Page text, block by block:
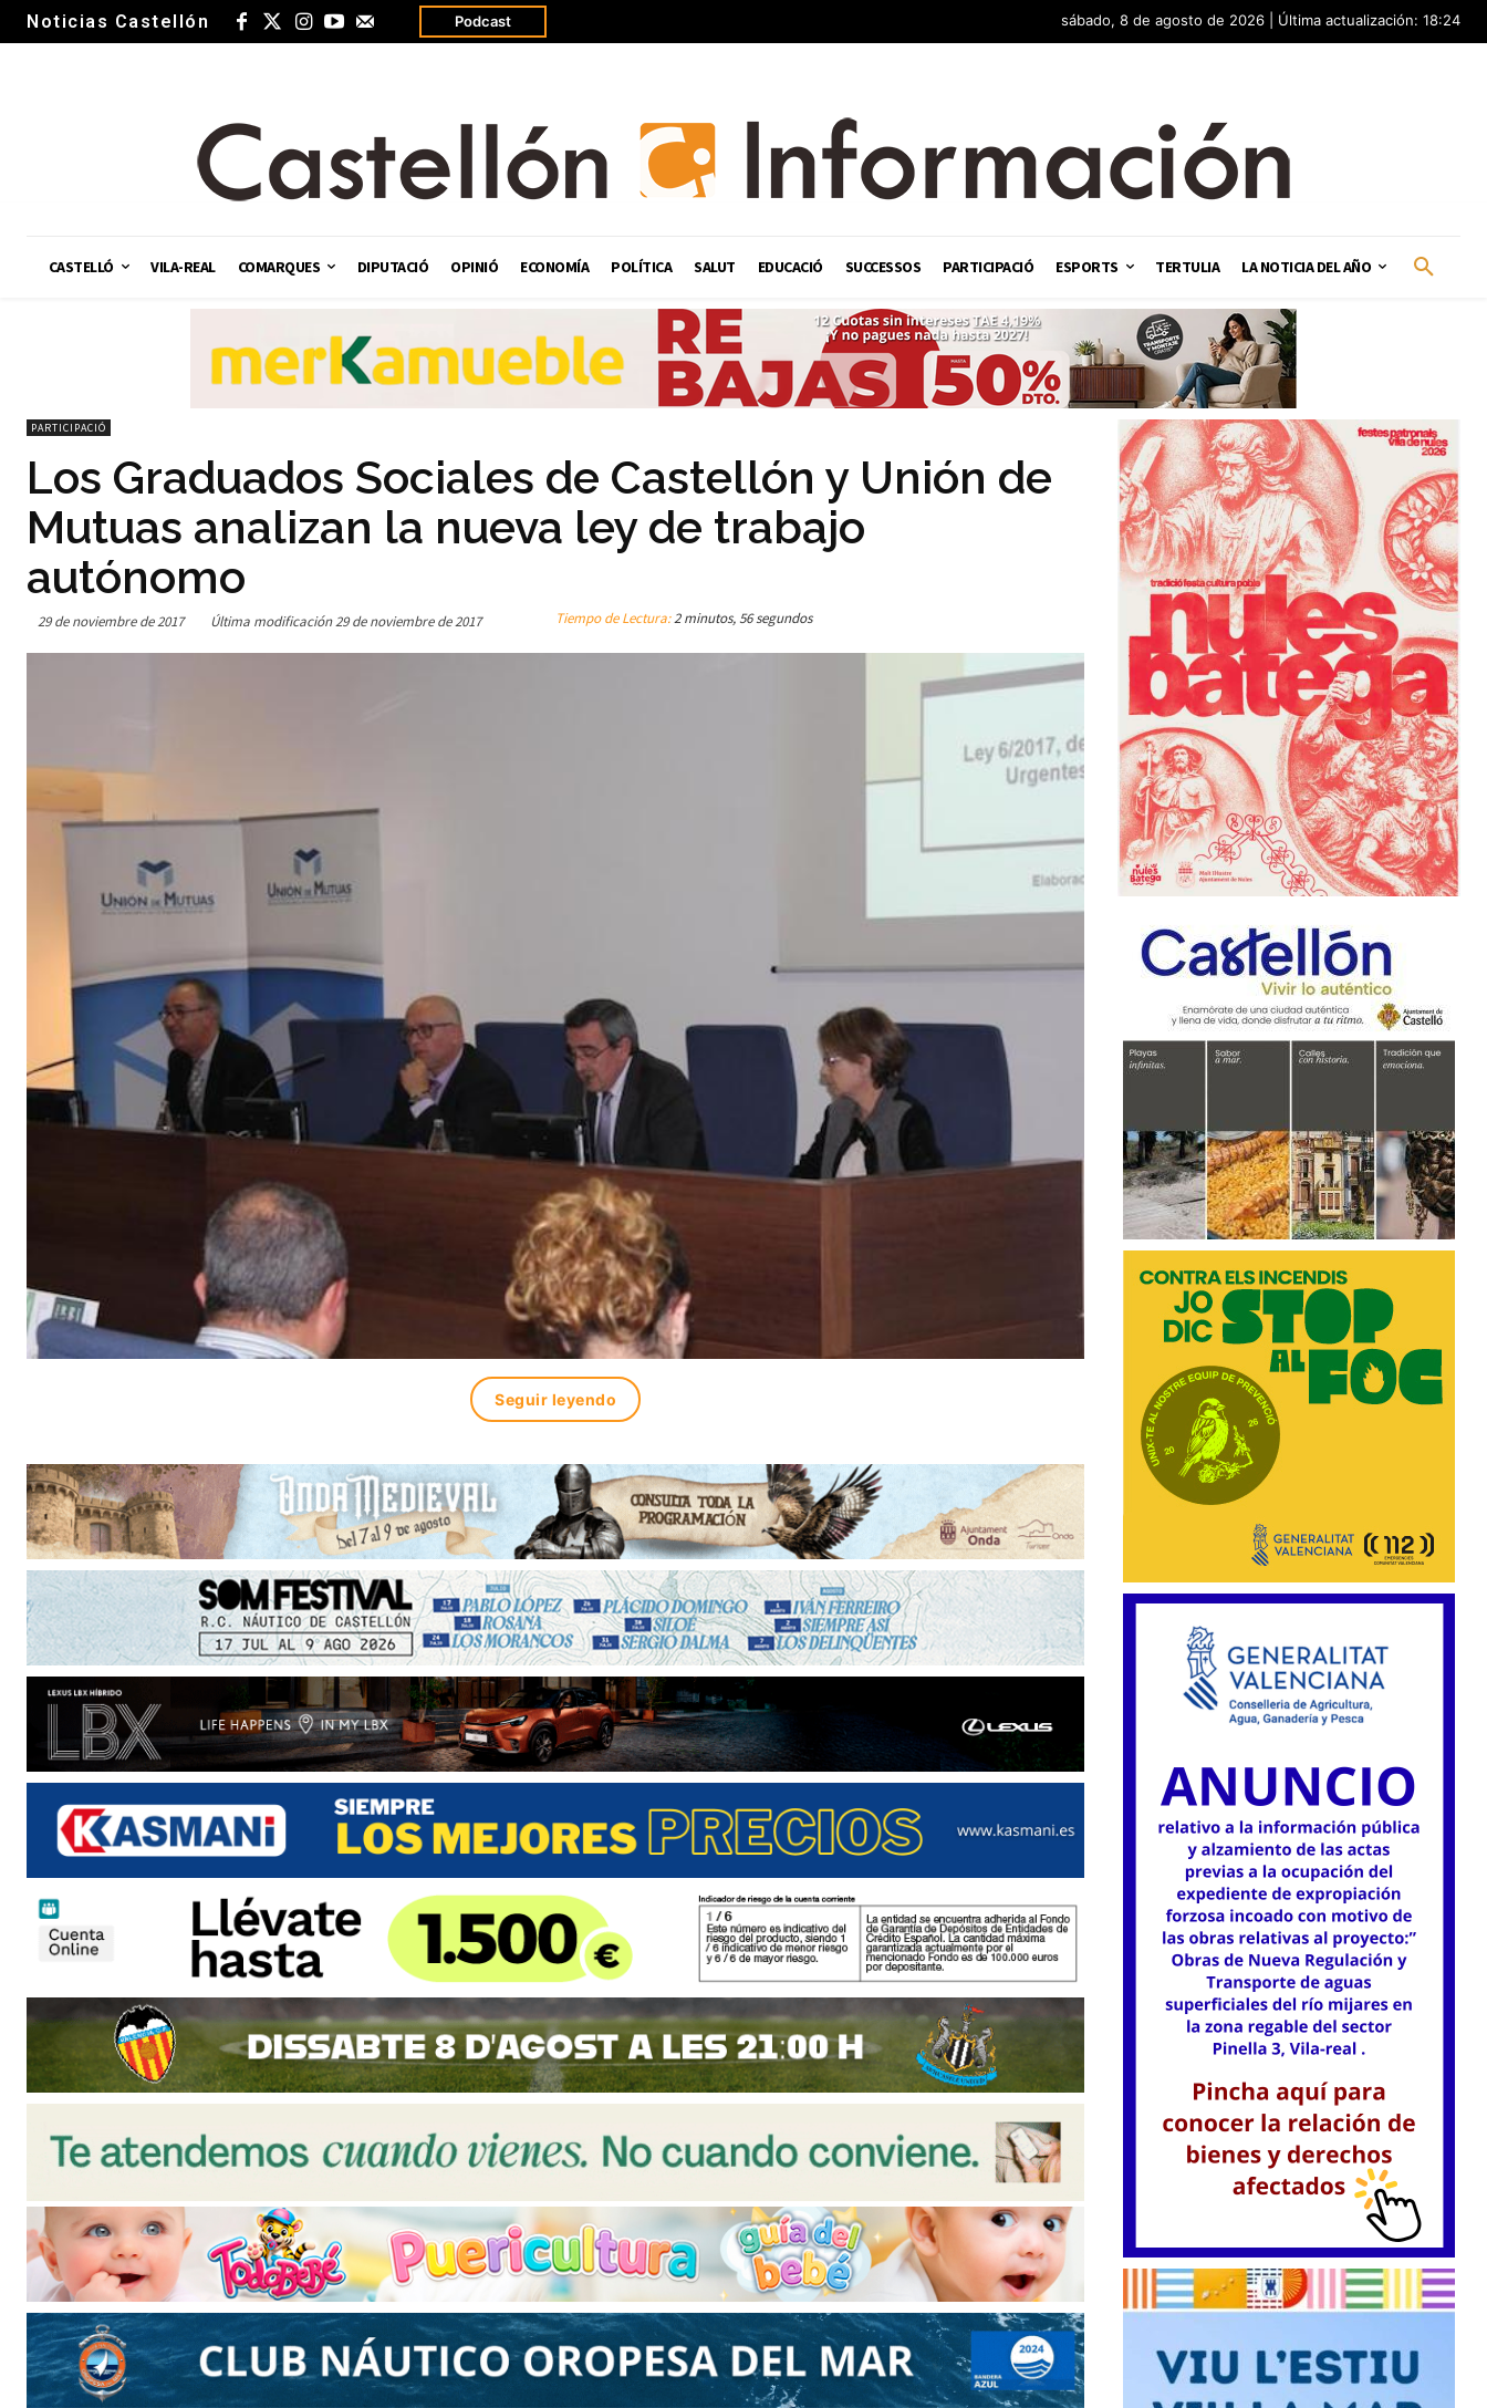
Noticias Castellón Podcast sábado, 8 de agosto de 2026 | Última actualización: 18:24
CASTELLÓ VILA-REAL COMARQUES DIPUTACIÓ OPINIÓ ECONOMÍA POLÍTICA SALUT EDUCACIÓ SUCCESSOS PARTICIPACIÓ ESPORTS TERTULIA LA NOTICIA DEL AÑO
PARTICIPACIÓ
Los Graduados Sociales de Castellón y Unión de
Mutuas analizan la nueva ley de trabajo
autónomo
29 de noviembre de 2017 Última modificación29 de noviembre de 2017 Tiempo de Lectura:2 minutos, 56 segundos
Seguir leyendo